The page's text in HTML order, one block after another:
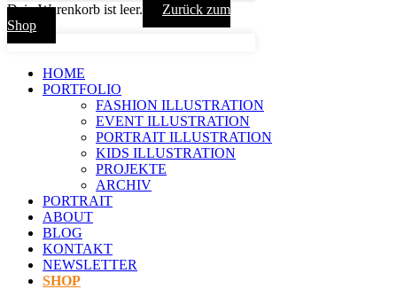
Dein Warenkorb ist leer.
Zurück zum
Shop
HOME
PORTFOLIO
FASHION ILLUSTRATION
EVENT ILLUSTRATION
PORTRAIT ILLUSTRATION
KIDS ILLUSTRATION
PROJEKTE
ARCHIV
PORTRAIT
ABOUT
BLOG
KONTAKT
NEWSLETTER
SHOP